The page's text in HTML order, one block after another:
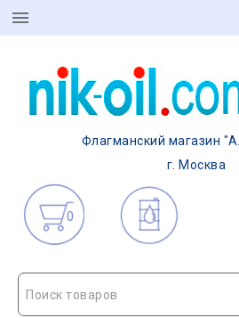
Флагманский магазин
г. Москва
0
Поиск товаров